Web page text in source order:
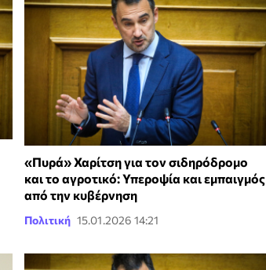
«Πυρά» Χαρίτση για τον σιδηρόδρομο
και το αγροτικό: Υπεροψία και εμπαιγμός
από την κυβέρνηση
Πολιτική 15.01.2026 14:21